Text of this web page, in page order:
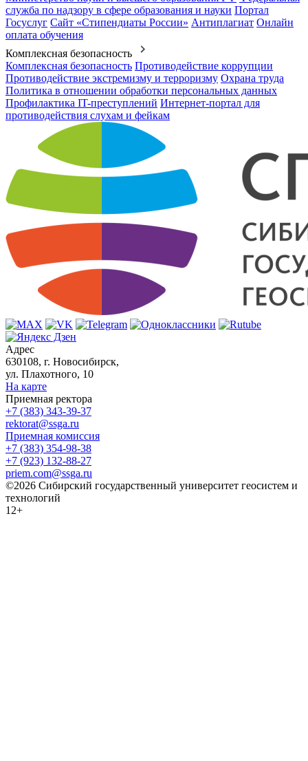
служба по надзору в сфере образования и науки Портал
Госуслуг Сайт «Стипендиаты России» Антиплагиат Онлайн
оплата обучения
Комплексная безопасность
Комплексная безопасность Противодействие коррупции
Противодействие экстремизму и терроризму Охрана труда
Политика в отношении обработки персональных данных
Профилактика IT-преступлений Интернет-портал для
противодействия слухам и фейкам
Адрес
630108, г. Новосибирск,
ул. Плахотного, 10
На карте
Приемная ректора
+7 (383) 343-39-37
rektorat@ssga.ru
Приемная комиссия
+7 (383) 354-98-38
+7 (923) 132-88-27
priem.com@ssga.ru
©2026 Сибирский государственный университет геосистем и
технологий
12+